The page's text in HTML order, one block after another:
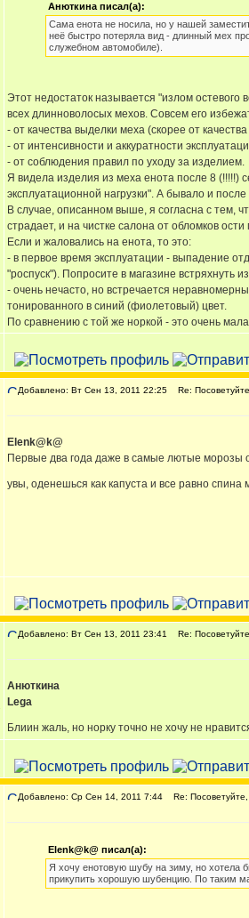
Анюткина писал(а):
Сама енота не носила, но у нашей
неё быстро потеряла вид - длинный мех
служебном автомобиле).
Этот недостаток называется "излом остевого
всех длинноволосых мехов. Совсем его
- от качества выделки меха (скорее от
- от интенсивности и аккуратности
- от соблюдения правил по уходу за изделием.
Я видела изделия из меха енота после 8 (!!!!!)
эксплуатационной нагрузки". А бывало и
В случае, описанном выше, я согласна с тем,
страдает, и на чистке салона от обломков
Если и жаловались на енота, то это:
- в первое время эксплуатации - выпадение
"роспуск"). Попросите в магазине встряхнуть
- очень нечасто, но встречается
тонированного в синий (фиолетовый) цвет.
По сравнению с той же норкой - это очень
Добавлено: Вт Сен 13, 2011 22:25 Re:
Elenk@k@
Первые два года даже в самые лютые морозы
увы, оденешься как капуста и все равно
Добавлено: Вт Сен 13, 2011 23:41 Re:
Анюткина
Lega
Блиин жаль, но норку точно не хочу не
Добавлено: Ср Сен 14, 2011 7:44 Re:
Elenk@k@ писал(а):
Я хочу енотовую шубу на зиму, но хотела
прикупить хорошую шубенцию. По таким